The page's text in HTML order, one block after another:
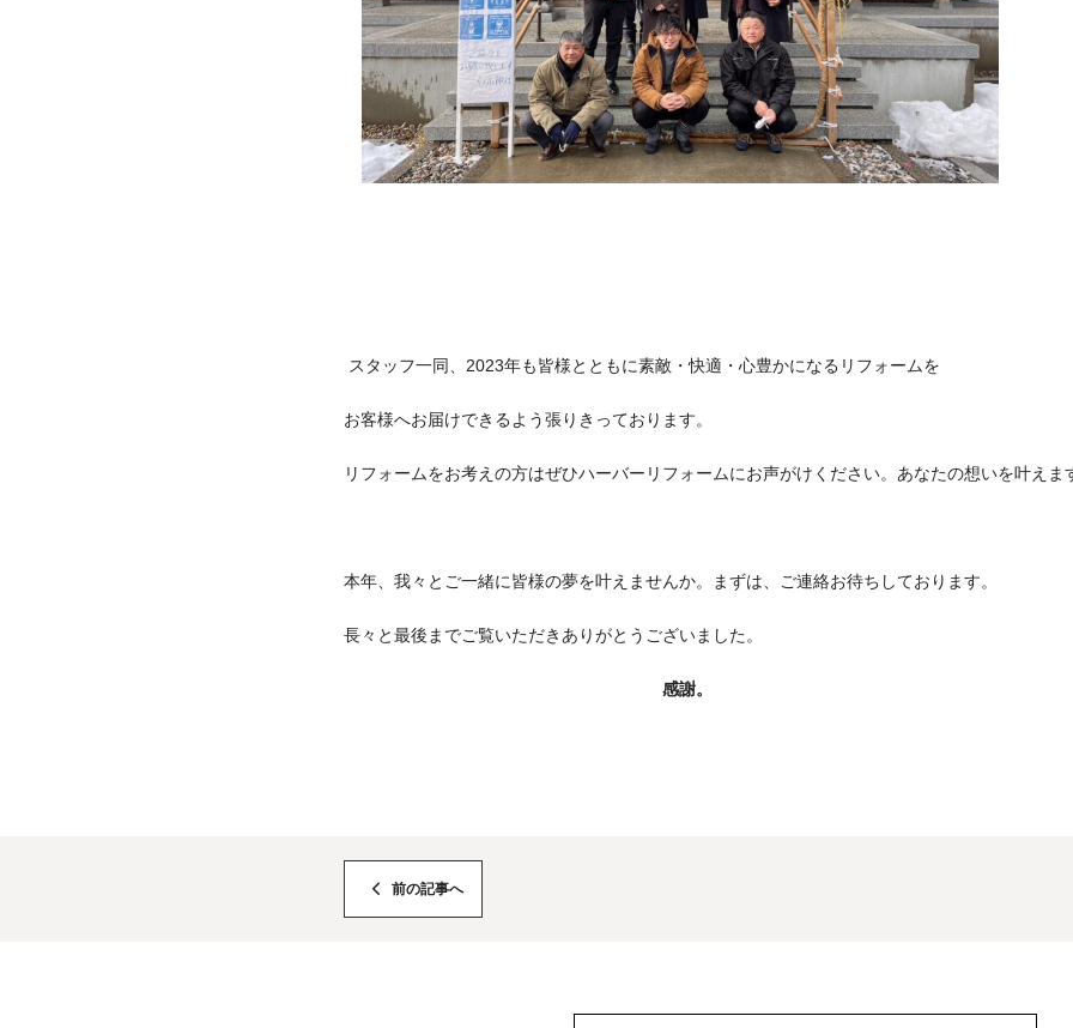
スタッフ一同、2023年も皆様とともに素敵・快適・心豊かになるリフォームを
お客様へお届けできるよう張りきっております。
リフォームをお考えの方はぜひハーバーリフォームにお声がけください。あなたの想いを叶えま
本年、我々とご一緒に皆様の夢を叶えませんか。まずは、ご連絡お待ちしております。
長々と最後までご覧いただきありがとうございました。
感謝。
前の記事へ